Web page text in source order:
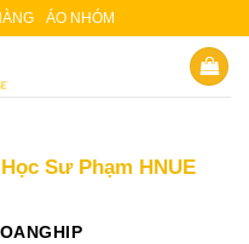
ÁO NHÓM
Sư Phạm HNUE